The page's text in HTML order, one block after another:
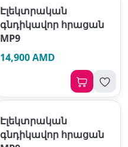
Էլեկտրական
գնդիկավոր հրացան
MP9
14,900 AMD
Էլեկտրական
գնդիկավոր հրացան